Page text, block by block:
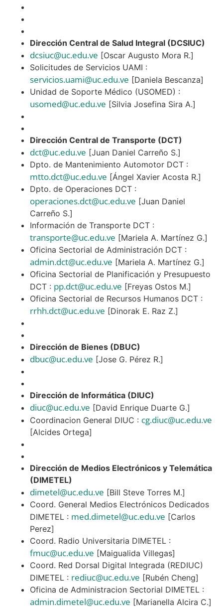
Dirección Central de Salud Integral (DCSIUC)
dcsiuc@uc.edu.ve [Oscar Augusto Mora R.]
Solicitudes de Servicios UAMI :
servicios.uami@uc.edu.ve [Daniela Bescanza]
Unidad de Soporte Médico (USOMED) :
usomed@uc.edu.ve [Silvia Josefina Sira A.]
Dirección Central de Transporte (DCT)
dct@uc.edu.ve [Juan Daniel Carreño S.]
Dpto. de Mantenimiento Automotor DCT :
mtto.dct@uc.edu.ve [Ángel Xavier Acosta R.]
Dpto. de Operaciones DCT :
operaciones.dct@uc.edu.ve [Juan Daniel
Carreño S.]
Información de Transporte DCT :
transporte@uc.edu.ve [Mariela A. Martínez G.]
Oficina Sectorial de Administración DCT :
admin.dct@uc.edu.ve [Mariela A. Martínez G.]
Oficina Sectorial de Planificación y Presupuesto
DCT : pp.dct@uc.edu.ve [Freyas Ostos M.]
Oficina Sectorial de Recursos Humanos DCT :
rrhh.dct@uc.edu.ve [Dinorak E. Raz Z.]
Dirección de Bienes (DBUC)
dbuc@uc.edu.ve [Jose G. Pérez R.]
Dirección de Informática (DIUC)
diuc@uc.edu.ve [David Enrique Duarte G.]
Coordinacion General DIUC : cg.diuc@uc.edu.ve
[Alcides Ortega]
Dirección de Medios Electrónicos y Telemática
(DIMETEL)
dimetel@uc.edu.ve [Bill Steve Torres M.]
Coord. General Medios Electrónicos Dedicados
DIMETEL : med.dimetel@uc.edu.ve [Carlos
Perez]
Coord. Radio Universitaria DIMETEL :
fmuc@uc.edu.ve [Maigualida Villegas]
Coord. Red Dorsal Digital Integrada (REDIUC)
DIMETEL : rediuc@uc.edu.ve [Rubén Cheng]
Oficina de Administracion Sectorial DIMETEL :
admin.dimetel@uc.edu.ve [Marianella Alcira C.]